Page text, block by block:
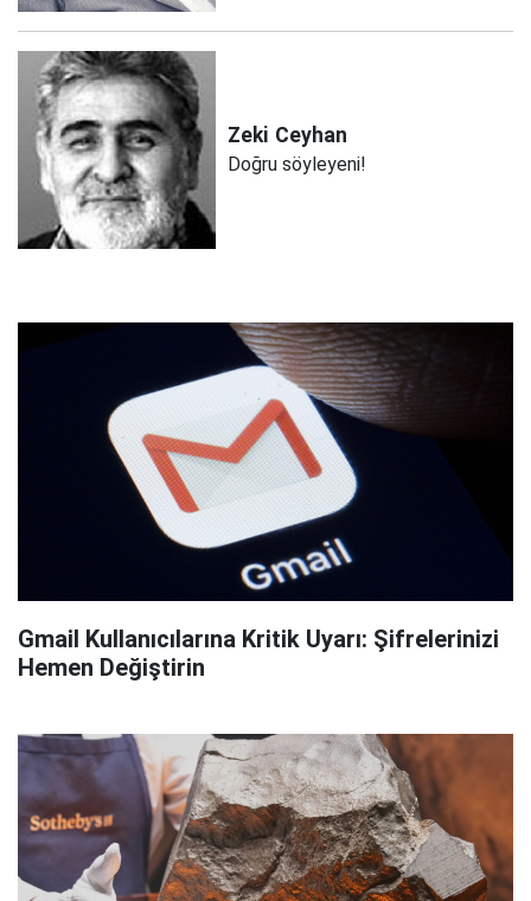
Zeki Ceyhan
Doğru söyleyeni!
Gmail Kullanıcılarına Kritik Uyarı: Şifrelerinizi
Hemen Değiştirin